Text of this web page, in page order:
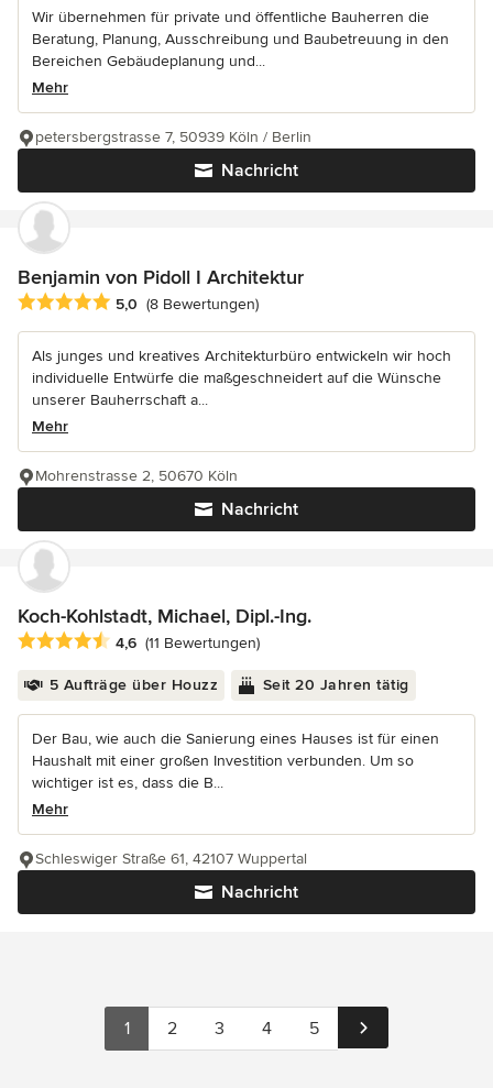
Wir übernehmen für private und öffentliche Bauherren die
Beratung, Planung, Ausschreibung und Baubetreuung in den
Bereichen Gebäudeplanung und...
Mehr
Nachricht
petersbergstrasse 7, 50939 Köln / Berlin
Benjamin von Pidoll I Architektur
Durchschnittliche Bewertung: 5 von 5 Sternen
5,0 (8 Bewertungen)
Als junges und kreatives Architekturbüro entwickeln wir hoch
individuelle Entwürfe die maßgeschneidert auf die Wünsche
unserer Bauherrschaft a...
Mehr
Nachricht
Mohrenstrasse 2, 50670 Köln
Koch-Kohlstadt, Michael, Dipl.-Ing.
Durchschnittliche Bewertung: 4.6 von 5 Sternen
4,6 (11 Bewertungen)
5 Aufträge über Houzz Seit 20 Jahren tätig
Der Bau, wie auch die Sanierung eines Hauses ist für einen
Haushalt mit einer großen Investition verbunden. Um so
wichtiger ist es, dass die B...
Mehr
Nachricht
Schleswiger Straße 61, 42107 Wuppertal
1 2 3 4 5